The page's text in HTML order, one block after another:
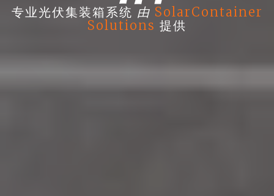
专业光伏集装箱系统 由 SolarContainer
Solutions 提供